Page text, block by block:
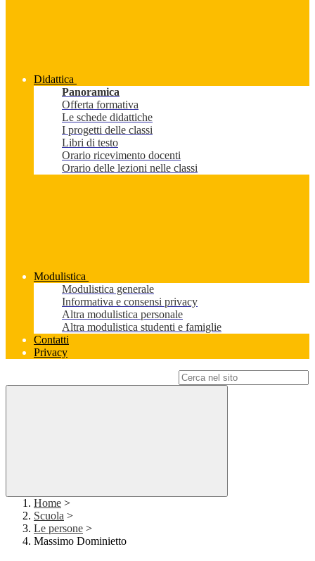
Didattica
Panoramica
Offerta formativa
Le schede didattiche
I progetti delle classi
Libri di testo
Orario ricevimento docenti
Orario delle lezioni nelle classi
Modulistica
Modulistica generale
Informativa e consensi privacy
Altra modulistica personale
Altra modulistica studenti e famiglie
Contatti
Privacy
Home >
Scuola >
Le persone >
Massimo Dominietto